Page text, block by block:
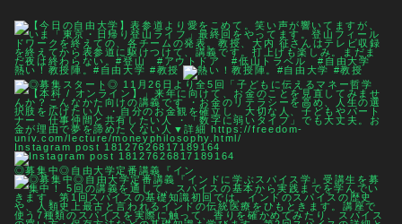
熱い！教授陣。#自由大学 #教授
Instagram post 18127626817189164
◎募集中◎自由大学定番講義『イン